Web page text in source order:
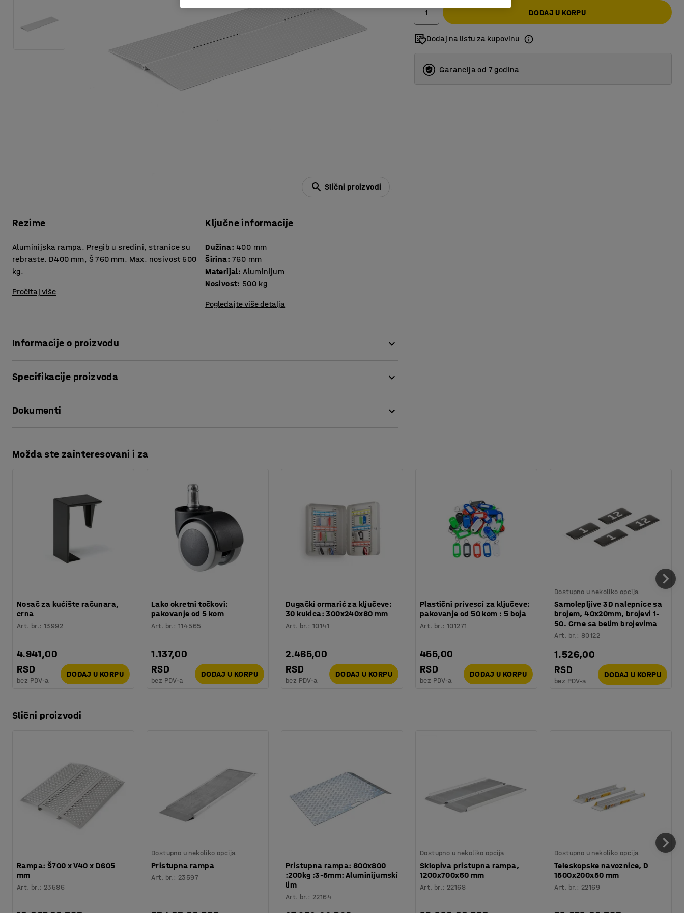
Slični proizvodi
Rezime
Aluminijska rampa. Pregib u sredini, stranice su
rebraste. D400 mm, Š 760 mm. Max. nosivost 500
kg.
Pročitaj više
Ključne informacije
Dužina: 400 mm
Širina: 760 mm
Materijal: Aluminijum
Nosivost: 500 kg
Pogledajte više detalja
Informacije o proizvodu
Specifikacije proizvoda
Širina: 760 mm
Sklopivi
Preporučen broj osoba potrebnih za montažu
Dokumenti
Preuzmite uputstva za održavanje
DODAJ U KORPU
Dodaj na listu za kupovinu
Garancija od 7 godina
Možda ste zainteresovani i za
Nosač za kućište računara,
crna
Art. br.:13992
4.941,00
RSD
bez PDV-a
DODAJ U KORPU
Lako okretni točkovi:
pakovanje od 5 kom
Art. br.:114565
1.137,00
RSD
bez PDV-a
DODAJ U KORPU
Dugački ormarić za ključeve:
30 kukica: 300x240x80 mm
Art. br.:10141
2.465,00
RSD
bez PDV-a
DODAJ U KORPU
Plastični privesci za ključeve:
pakovanje od 50 kom : 5 boja
Art. br.:101271
455,00
RSD
bez PDV-a
DODAJ U KORPU
Dostupno u nekoliko opcija
Samolepljive 3D nalepnice sa
brojem, 40x20mm, brojevi 1-
50. Crne sa belim brojevima
Art. br.: 80122
1.526,00
RSD
bez PDV-a
DODAJ U KORPU
Slični proizvodi
Rampa: Š700 x V40 x D605
mm
Art. br.: 23586
Dostupno u nekoliko opcija
Pristupna rampa
Art. br.: 23597
Pristupna rampa: 800x800
:200kg :3-5mm: Aluminijumski
lim
Art. br.: 22164
Dostupno u nekoliko opcija
Sklopiva pristupna rampa,
1200x700x50 mm
Art. br.: 22168
Dostupno u nekoliko opcija
Teleskopske navoznice, D
1500x200x50 mm
Art. br.: 22169